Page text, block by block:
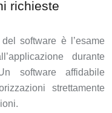
richieste
software è l’esame
durante
software affidabile
strettamente